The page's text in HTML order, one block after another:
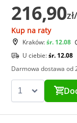
216,90
Kup na raty
Kraków:śr. 12.08
U ciebie:śr. 12.08
Darmowa dostawa od